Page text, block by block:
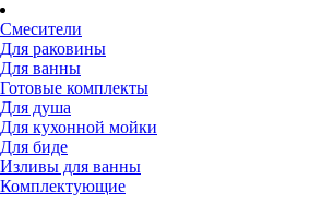
Смесители
Для раковины
Для ванны
Готовые комплекты
Для душа
Для кухонной мойки
Для биде
Изливы для ванны
Комплектующие